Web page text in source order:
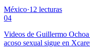
México·12 lecturas
04
Videos de Guillermo
acoso sexual sigue en